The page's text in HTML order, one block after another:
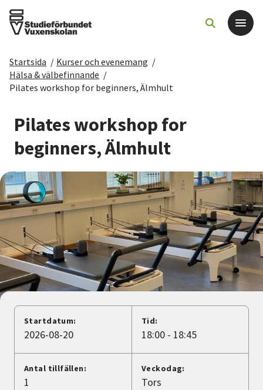
Det här gör vi
Sök kurser och evenemang
Om SV
Starta studiecirkel
Cirkelledare
Nyheter
Lyssna
Startsida / Kurser och evenemang /
Hälsa & välbefinnande /
Pilates workshop for beginners, Älmhult
Pilates workshop for
beginners, Älmhult
Startdatum:
2026-08-20
Tid:
18:00 - 18:45
Antal tillfällen:
1
Veckodag:
Tors